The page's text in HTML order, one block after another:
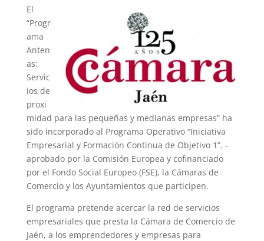
El
“Progr
ama
Anten
as:
Servic
ios de
proxi
midad para las pequeñas y medianas empresas” ha
sido incorporado al Programa Operativo “Iniciativa
Empresarial y Formación Continua de Objetivo 1”. -
aprobado por la Comisión Europea y cofinanciado
por el Fondo Social Europeo (FSE), la Cámaras de
Comercio y los Ayuntamientos que participen.
El programa pretende acercar la red de servicios
empresariales que presta la Cámara de Comercio de
Jaén, a los emprendedores y empresas para